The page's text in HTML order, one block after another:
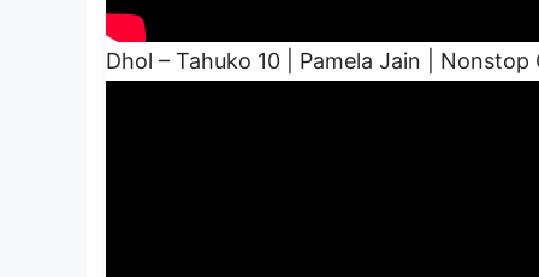
Dhol – Tahuko 10 | Pamela Jain | Nonstop